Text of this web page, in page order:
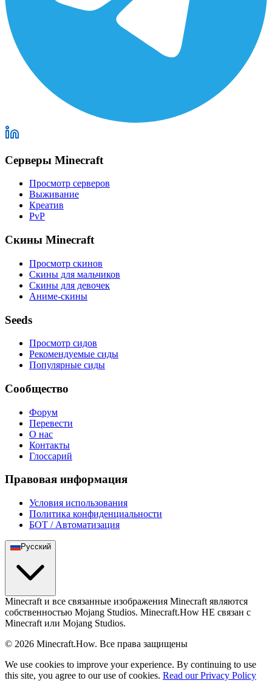
Серверы Minecraft
Просмотр серверов
Выживание
Креатив
PvP
Скины Minecraft
Просмотр скинов
Скины для мальчиков
Скины для девочек
Аниме-скины
Seeds
Просмотр сидов
Рекомендуемые сиды
Популярные сиды
Сообщество
Форум
Перевести
О нас
Контакты
Глоссарий
Правовая информация
Условия использования
Политика конфиденциальности
БОТ / Автоматизация
Русский
Minecraft и все связанные изображения Minecraft являются
собственностью Mojang Studios. Minecraft.How НЕ связан с
Minecraft или Mojang Studios.
© 2026 Minecraft.How. Все права защищены
We use cookies to improve your experience. By continuing to use
this site, you agree to our use of cookies. Read our Privacy Policy